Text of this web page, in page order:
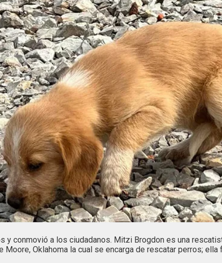
y conmovió a los ciudadanos. Mitzi Brogdon es una
Oklahoma la cual se encarga de rescatar perros;